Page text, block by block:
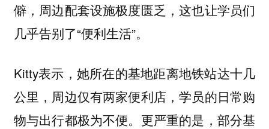
僻，周边配套设施极度匮乏，这也让学员们
几乎告别了“便利生活”。
Kitty表示，她所在的基地距离地铁站达十几
公里，周边仅有两家便利店，学员的日常购
物与出行都极为不便。更严重的是，部分基